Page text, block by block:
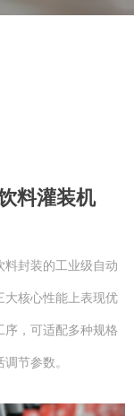
料灌装机
料封装的工业级自动
大核心性能上表现优
序，可适配多种规格
节参数。